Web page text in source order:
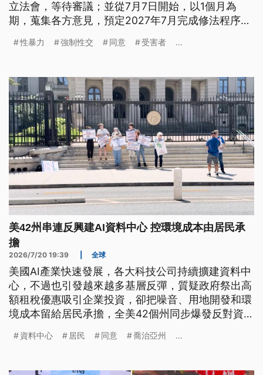
立法會，等待審議；並從7月7日開始，以1個月為
期，蒐集各方意見，預定2027年7月完成修法程序。
「誤信同意」，作為被告辯護理由，沒有明確規範，
法庭上脫罪的護身符。
性暴力 強制性交 同意 受害者 ...
美42州串連反興建AI資料中心 控環境成本由居民承
擔
2026/7/20 19:39 全球
美國AI產業快速發展，各大科技公司持續擴建資料中
心，不過也引發越來越多基層反彈，質疑政府祭出高
額租稅優惠吸引企業投資，卻把噪音、用地開發和環
境成本留給居民承擔，全美42個州同步爆發反對資料
抗議行動。
資料中心 居民 同意 喬治亞州 ...